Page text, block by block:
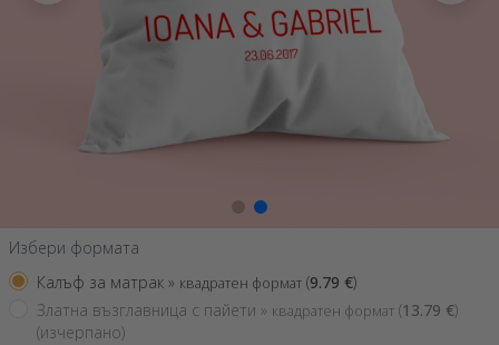
Избери формата
Калъф за матрак » квадратен формат (9.79 €)
Златна възглавница с пайети » квадратен формат (13.79 €)
(изчерпано)